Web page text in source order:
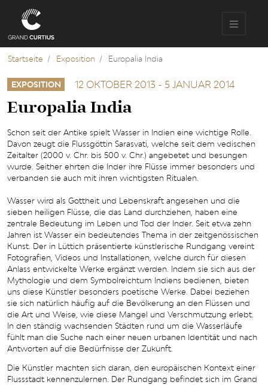
Startseite Exposition Europalia India
EXPOSITION 12 OKTOBER 2013 - 5 JANUAR 2014
Europalia India
Schon seit der Antike spielt Wasser in Indien eine wichtige Rolle.
Davon zeugt die Flussgöttin Sarasvati, welche seit dem vedischen
Zeitalter (2000 v. Chr. bis 500 v. Chr.) angebetet und besungen
wurde. Seither ehrten die Inder ihre Flüsse immer besonders und
verbanden sie auch mit ihren wichtigsten Ritualen.
Wasser wird als Gottheit und Lebenskraft angesehen und die
sieben heiligen Flüsse, die das Land durchziehen, haben eine
zentrale Bedeutung im Leben und Tod der Inder. Seit etwa zehn
Jahren ist Wasser ein bedeutendes Thema in der zeitgenössischen
Kunst. Der in Lüttich präsentierte künstlerische Rundgang vereint
Fotografien, Videos und Installationen, welche durch für diesen
Anlass entwickelte Werke ergänzt werden. Indem sie sich aus der
Mythologie und dem Symbolreichtum Indiens bedienen, bieten
uns diese Künstler besonders poetische Werke. Dabei beziehen
sie sich natürlich häufig auf die Bevölkerung an den Flüssen und
die Art und Weise, wie diese Mangel und Verschmutzung erlebt.
In den ständig wachsenden Städten rund um die Wasserläufe
fühlt man die Suche nach einer neuen urbanen Identität und nach
Antworten auf die Bedürfnisse der Zukunft.
Die Künstler machten sich daran, den europäischen Kontext einer
Flussstadt kennenzulernen. Der Rundgang befindet sich im Grand